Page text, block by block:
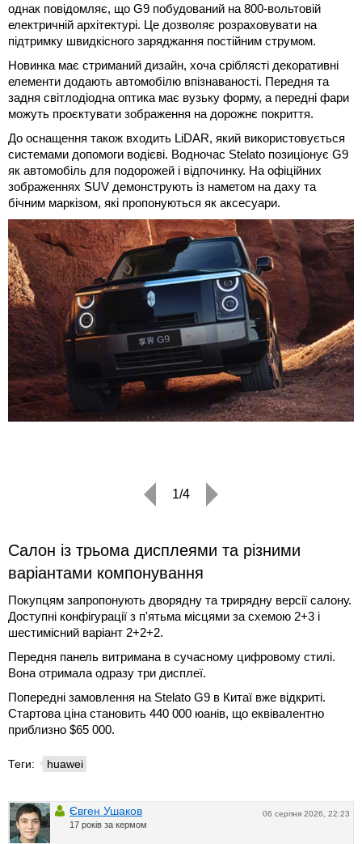
однак повідомляє, що G9 побудований на 800-вольтовій
електричній архітектурі. Це дозволяє розраховувати на
підтримку швидкісного заряджання постійним струмом.
Новинка має стриманий дизайн, хоча сріблясті декоративні
елементи додають автомобілю впізнаваності. Передня та
задня світлодіодна оптика має вузьку форму, а передні фари
можуть проєктувати зображення на дорожнє покриття.
До оснащення також входить LiDAR, який використовується
системами допомоги водієві. Водночас Stelato позиціонує G9
як автомобіль для подорожей і відпочинку. На офіційних
зображеннях SUV демонструють із наметом на даху та
бічним маркізом, які пропонуються як аксесуари.
1/4
Салон із трьома дисплеями та різними
варіантами компонування
Покупцям запропонують дворядну та трирядну версії салону.
Доступні конфігурації з п'ятьма місцями за схемою 2+3 і
шестимісний варіант 2+2+2.
Передня панель витримана в сучасному цифровому стилі.
Вона отримала одразу три дисплеї.
Попередні замовлення на Stelato G9 в Китаї вже відкриті.
Стартова ціна становить 440 000 юанів, що еквівалентно
приблизно $65 000.
Теги: huawei
06 серпня 2026, 22:23
Євген Ушаков
17 років за кермом